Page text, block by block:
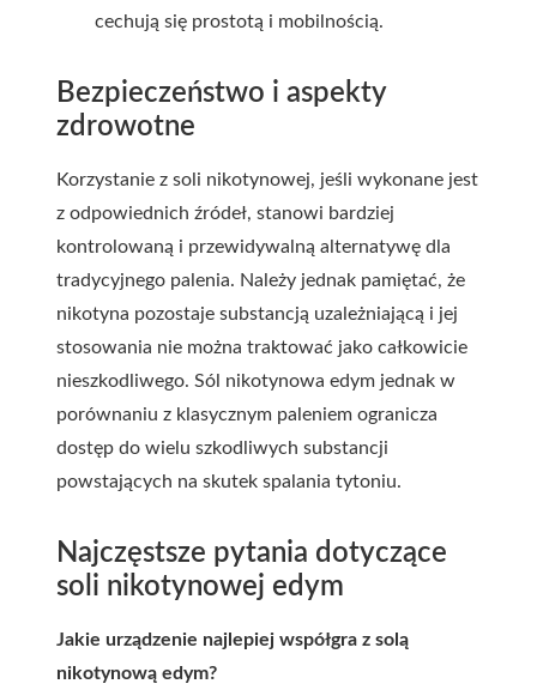
cechują się prostotą i mobilnością.
Bezpieczeństwo i aspekty
zdrowotne
Korzystanie z soli nikotynowej, jeśli wykonane jest
z odpowiednich źródeł, stanowi bardziej
kontrolowaną i przewidywalną alternatywę dla
tradycyjnego palenia. Należy jednak pamiętać, że
nikotyna pozostaje substancją uzależniającą i jej
stosowania nie można traktować jako całkowicie
nieszkodliwego. Sól nikotynowa edym jednak w
porównaniu z klasycznym paleniem ogranicza
dostęp do wielu szkodliwych substancji
powstających na skutek spalania tytoniu.
Najczęstsze pytania dotyczące
soli nikotynowej edym
Jakie urządzenie najlepiej współgra z solą
nikotynową edym?